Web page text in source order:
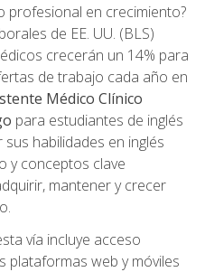
profesional en crecimiento?
de EE. UU. (BLS)
crecerán un 14% para
de trabajo cada año en
Médico Clínico
para estudiantes de inglés
habilidades en inglés
y conceptos clave
mantener y crecer
vía incluye acceso
plataformas web y móviles